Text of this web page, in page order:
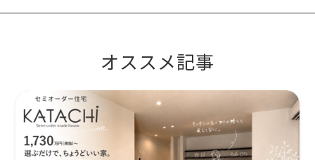
オススメ記事